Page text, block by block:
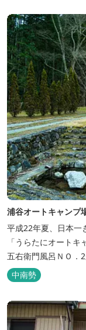
浦谷オートキャンプ
平成22年夏、日本一
「うらたにオート
五右衛門風呂ＮＯ．
す。中には腰掛けも
す。ひのきの香り漂
ださい。
中南勢